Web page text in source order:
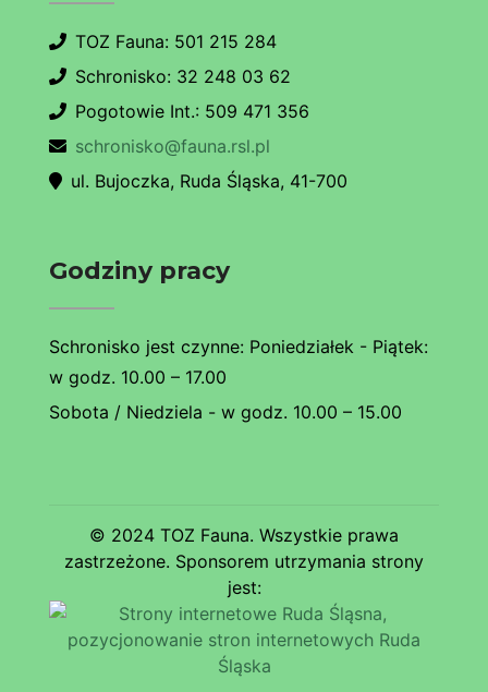
TOZ Fauna: 501 215 284
Schronisko: 32 248 03 62
Pogotowie Int.: 509 471 356
schronisko@fauna.rsl.pl
ul. Bujoczka, Ruda Śląska, 41-700
Godziny pracy
Schronisko jest czynne: Poniedziałek - Piątek:
w godz. 10.00 – 17.00
Sobota / Niedziela - w godz. 10.00 – 15.00
© 2024 TOZ Fauna. Wszystkie prawa
zastrzeżone. Sponsorem utrzymania strony
jest: